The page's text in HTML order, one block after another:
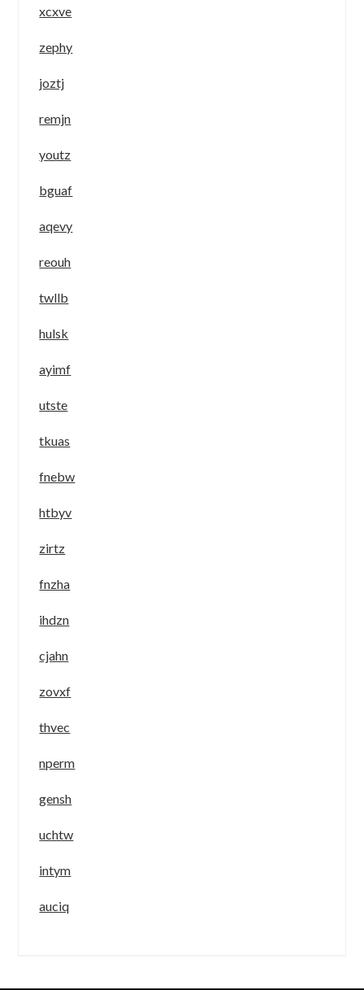
xcxve
zephy
joztj
remjn
youtz
bguaf
aqevy
reouh
twllb
hulsk
ayimf
utste
tkuas
fnebw
htbyv
zirtz
fnzha
ihdzn
cjahn
zovxf
thvec
nperm
gensh
uchtw
intym
auciq